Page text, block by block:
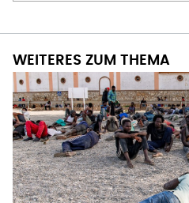
WEITERES ZUM THEMA